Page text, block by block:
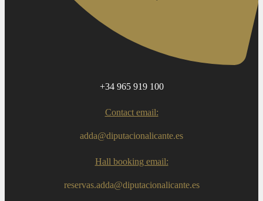
+34 965 919 100
Contact email:
adda@diputacionalicante.es
Hall booking email:
reservas.adda@diputacionalicante.es